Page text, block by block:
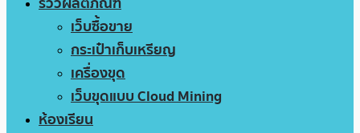
เว็บซื้อขาย
กระเป๋าเก็บเหรียญ
เครื่องขุด
เว็บขุดแบบ Cloud Mining
ห้องเรียน